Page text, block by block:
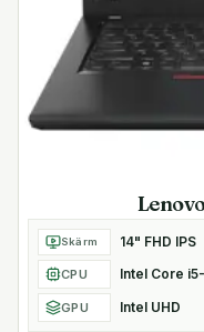
Skärm 14" FHD IPS
CPU Intel Core
GPU Intel UHD